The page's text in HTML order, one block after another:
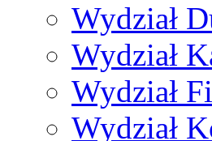
Wydział
Wydział
Wydział
Wydział